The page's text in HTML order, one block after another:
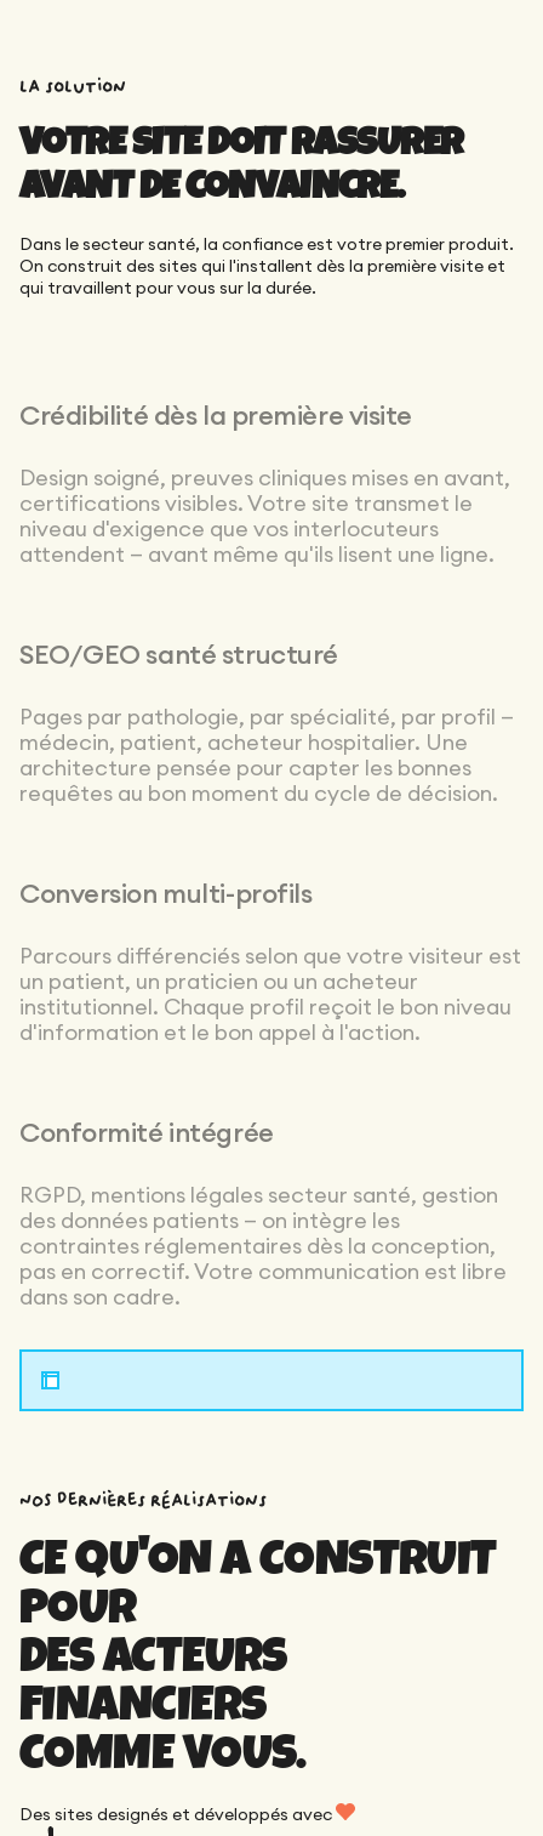
la solution
VOTRE SITE DOIT RASSURER
AVANT DE CONVAINCRE.
Dans le secteur santé, la confiance est votre premier produit.
On construit des sites qui l'installent dès la première visite et
qui travaillent pour vous sur la durée.
Crédibilité dès la première visite
Design soigné, preuves cliniques mises en avant,
certifications visibles. Votre site transmet le
niveau d'exigence que vos interlocuteurs
attendent — avant même qu'ils lisent une ligne.
SEO/GEO santé structuré
Pages par pathologie, par spécialité, par profil —
médecin, patient, acheteur hospitalier. Une
architecture pensée pour capter les bonnes
requêtes au bon moment du cycle de décision.
Conversion multi-profils
Parcours différenciés selon que votre visiteur est
un patient, un praticien ou un acheteur
institutionnel. Chaque profil reçoit le bon niveau
d'information et le bon appel à l'action.
Conformité intégrée
RGPD, mentions légales secteur santé, gestion
des données patients — on intègre les
contraintes réglementaires dès la conception,
pas en correctif. Votre communication est libre
dans son cadre.
NOS dernières réalisations
CE QU'ON A CONSTRUIT
POUR
DES ACTEURS
FINANCIERS
COMME VOUS.
Des sites designés et développés avec